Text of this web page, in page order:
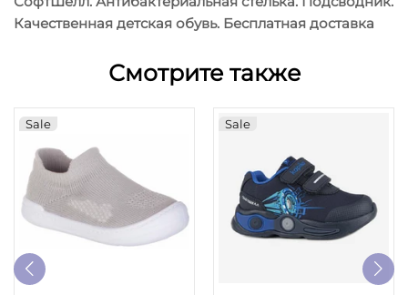
Качественная детская обувь. Бесплатная доставка
Смотрите также
Sale Sale